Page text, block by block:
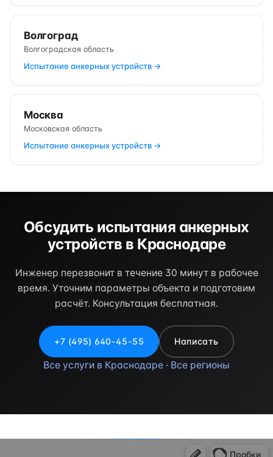
Волгоград
Волгоградская область
Испытание анкерных устройств →
Москва
Московская область
Испытание анкерных устройств →
Обсудить испытания анкерных
устройств в Краснодаре
Инженер перезвонит в течение 30 минут в рабочее
время. Уточним параметры объекта и подготовим
расчёт. Консультация бесплатная.
+7 (495) 640-45-55 Написать
Все услуги в Краснодаре · Все регионы